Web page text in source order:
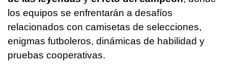
los equipos se enfrentarán a desafíos
relacionados con camisetas de selecciones,
enigmas futboleros, dinámicas de habilidad y
pruebas cooperativas.